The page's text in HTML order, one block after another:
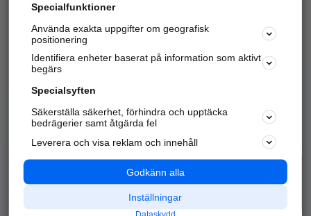
Kom igång och annonsera mot
samarbetspartners nära dig.
Alla kategorier
Populära sökningar
API & Kartor
Annonsera
Integritet
Nödnummer
Specialfunktioner
Använda exakta uppgifter om geografisk
positionering
Identifiera enheter baserat på information som aktivt
begärs
Specialsyften
Säkerställa säkerhet, förhindra och upptäcka
bedrägerier samt åtgärda fel
Leverera och visa reklam och innehåll
Godkänn alla
Inställningar
Dataskydd